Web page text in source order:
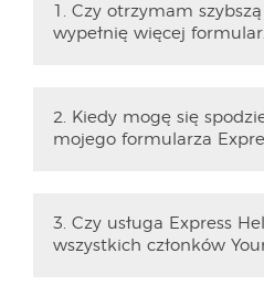
1. Czy otrzymam
wypełnię więcej
2. Kiedy mogę się
mojego formularza
3. Czy usługa Express
wszystkich członków